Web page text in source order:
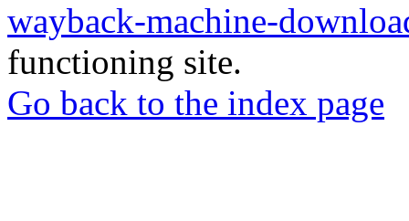
wayback-machine-
functioning site.
Go back to the index page